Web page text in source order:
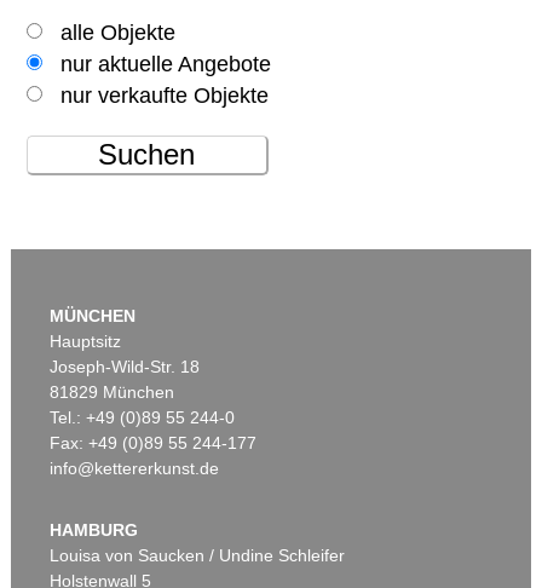
alle Objekte
nur aktuelle Angebote
nur verkaufte Objekte
Suchen
MÜNCHEN
Hauptsitz
Joseph-Wild-Str. 18
81829 München
Tel.: +49 (0)89 55 244-0
Fax: +49 (0)89 55 244-177
info@kettererkunst.de
HAMBURG
Louisa von Saucken / Undine Schleifer
Holstenwall 5